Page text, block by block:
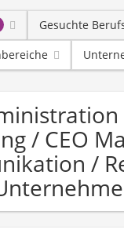
Gesuchte
/ CEO
/